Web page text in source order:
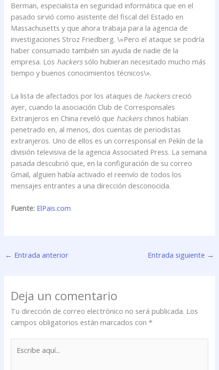
Berman, especialista en seguridad informática que en el
pasado sirvió como asistente del fiscal del Estado en
Massachusetts y que ahora trabaja para la agencia de
investigaciones Stroz Friedberg. \»Pero el ataque se podría
haber consumado también sin ayuda de nadie de la
empresa. Los hackerssólo hubieran necesitado mucho más
tiempo y buenos conocimientos técnicos\».
La lista de afectados por los ataques de hackerscreció
ayer, cuando la asociación Club de Corresponsales
Extranjeros en China reveló que hackerschinos habían
penetrado en, al menos, dos cuentas de periodistas
extranjeros. Uno de ellos es un corresponsal en Pekín de la
división televisiva de la agencia Associated Press. La semana
pasada descubrió que, en la configuración de su correo
Gmail, alguien había activado el reenvío de todos los
mensajes entrantes a una dirección desconocida.
Fuente: ElPais.com
← Entrada anterior Entrada siguiente →
Deja un comentario
Tu dirección de correo electrónico no será publicada. Los
campos obligatorios están marcados con*
aquí...